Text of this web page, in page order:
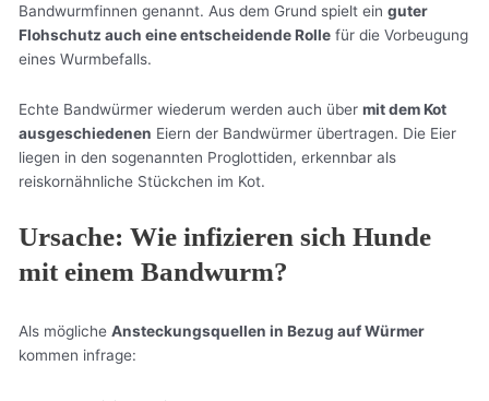
Bandwurmfinnen genannt. Aus dem Grund spielt einguter
Flohschutz auch eine entscheidende Rolle für die Vorbeugung
eines Wurmbefalls.
Echte Bandwürmer wiederum werden auch übermit dem Kot
ausgeschiedenen Eiern der Bandwürmer übertragen. Die Eier
liegen in den sogenannten Proglottiden, erkennbar als
reiskornähnliche Stückchen im Kot.
Ursache: Wie infizieren sich Hunde
mit einem Bandwurm?
Als möglicheAnsteckungsquellen in Bezug auf Würmer
kommen infrage: